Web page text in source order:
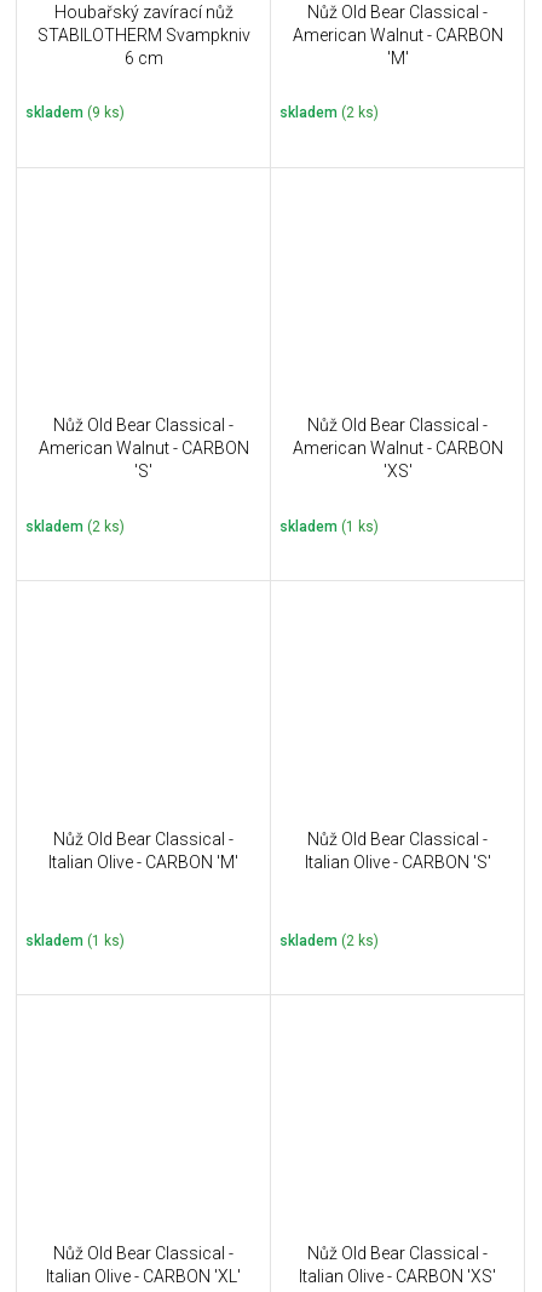
Houbařský zavírací nůž
STABILOTHERM Svampkniv
6 cm
skladem (9 ks)
Nůž Old Bear Classical -
American Walnut - CARBON
'M'
skladem (2 ks)
Nůž Old Bear Classical -
American Walnut - CARBON
'S'
skladem (2 ks)
Nůž Old Bear Classical -
American Walnut - CARBON
'XS'
skladem (1 ks)
Nůž Old Bear Classical -
Italian Olive - CARBON 'M'
skladem (1 ks)
Nůž Old Bear Classical -
Italian Olive - CARBON 'S'
skladem (2 ks)
Nůž Old Bear Classical -
Italian Olive - CARBON 'XL'
Nůž Old Bear Classical -
Italian Olive - CARBON 'XS'